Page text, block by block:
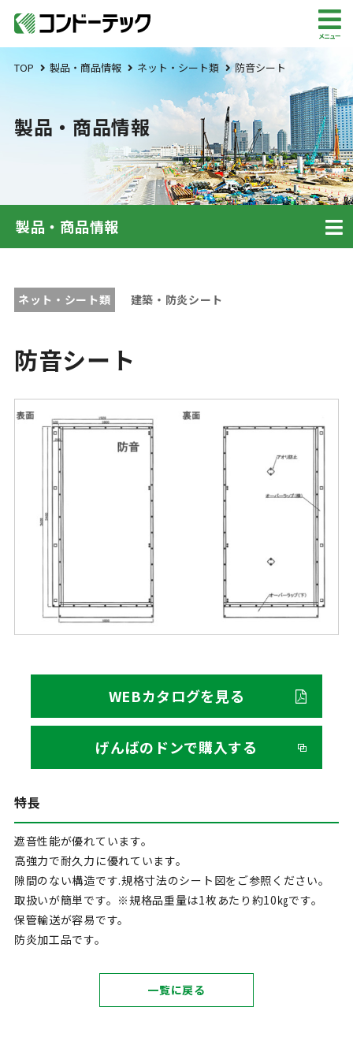
メニュー
TOP 製品・商品情報 ネット・シート類 防音シート
製品・商品情報
製品・商品情報
ネット・シート類 建築・防炎シート
防音シート
WEBカタログを見る
げんばのドンで購入する
特長
遮音性能が優れています。
高強力で耐久力に優れています。
隙間のない構造です.規格寸法のシート図をご参照ください。
取扱いが簡単です。※規格品重量は1枚あたり約10㎏です。
保管輸送が容易です。
防炎加工品です。
一覧に戻る